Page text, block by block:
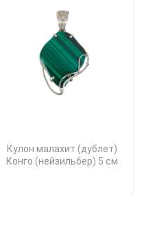
Кулон малахит (дублет)
Конго (нейзильбер) 5 см